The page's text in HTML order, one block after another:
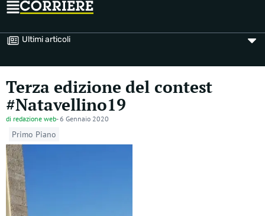
Ultimi articoli
Terza edizione del contest
#Natavellino19
di redazione web-6 Gennaio 2020
Primo Piano